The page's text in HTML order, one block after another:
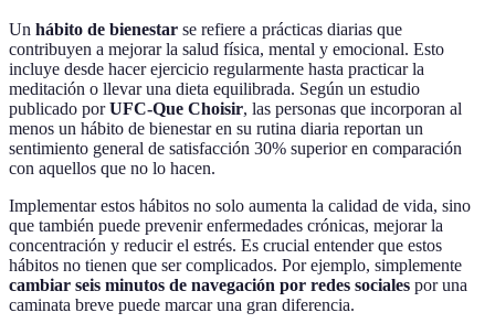
Un hábito de bienestar se refiere a prácticas diarias que
contribuyen a mejorar la salud física, mental y emocional. Esto
incluye desde hacer ejercicio regularmente hasta practicar la
meditación o llevar una dieta equilibrada. Según un estudio
publicado porUFC-Que Choisir, las personas que incorporan al
menos un hábito de bienestar en su rutina diaria reportan un
sentimiento general de satisfacción 30% superior en comparación
con aquellos que no lo hacen.
Implementar estos hábitos no solo aumenta la calidad de vida, sino
que también puede prevenir enfermedades crónicas, mejorar la
concentración y reducir el estrés. Es crucial entender que estos
hábitos no tienen que ser complicados. Por ejemplo, simplemente
cambiar seis minutos de navegación por redes sociales por una
caminata breve puede marcar una gran diferencia.